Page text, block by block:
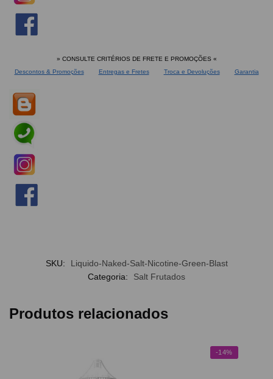
» CONSULTE CRITÉRIOS DE FRETE E PROMOÇÕES «
Descontos & Promoções
Entregas e Fretes Troca e Devoluções Garantia
SKU:
Liquido-Naked-Salt-Nicotine-Green-Blast
Categoria:
Salt Frutados
Produtos relacionados
-14%